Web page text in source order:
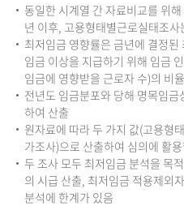
동일한 시계열 간 자료비교를 위
년 이후, 고용형태별근로실태조사
최저임금 영향률은 금년에 결정
임금 이상을 지급하기 위해 임금
임금에 영향받을 근로자 수)의 비
전년도 임금분포와 당해 명목임
하여 산출
원자료에 따라 두 가지 값(고용형
가조사)으로 산출하여 심의에 활
두 조사 모두 최저임금 분석을 목
의 시급 산출, 최저임금 적용제외
분석에 한계가 있음